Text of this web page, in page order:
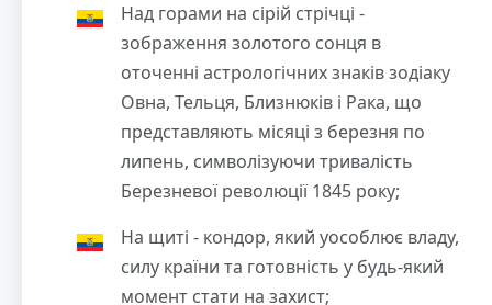
Над горами на сірій стрічці -
зображення золотого сонця в
оточенні астрологічних знаків зодіаку
Овна, Тельця, Близнюків і Рака, що
представляють місяці з березня по
липень, символізуючи тривалість
Березневої революції 1845 року;
На щиті - кондор, який уособлює владу,
силу країни та готовність у будь-який
момент стати на захист;